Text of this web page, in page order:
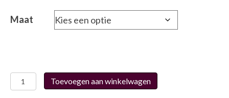
Maat
Caprice
23705
Toevoegen aan winkelwagen